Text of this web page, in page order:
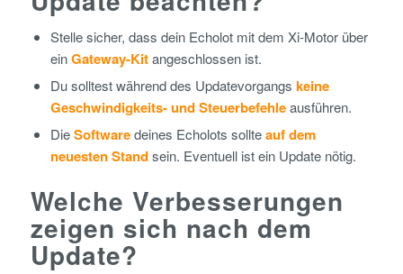
Stelle sicher, dass dein Echolot mit dem Xi-Motor über
einGateway-Kitangeschlossen ist.
Du solltest während des Updatevorgangs keine
Geschwindigkeits- und Steuerbefehleausführen.
DieSoftwaredeines Echolots sollteauf dem
neuesten Standsein. Eventuell ist ein Update nötig.
Welche Verbesserungen
zeigen sich nach dem
Update?